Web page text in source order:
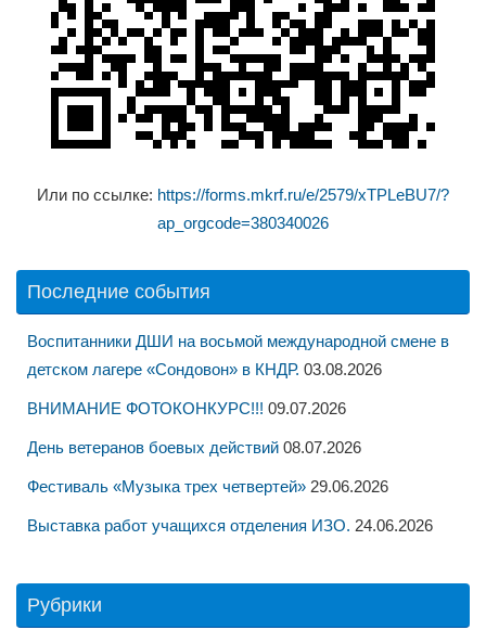
Или по ссылке: https://forms.mkrf.ru/e/2579/xTPLeBU7/?
ap_orgcode=380340026
Последние события
Воспитанники ДШИ на восьмой международной смене в
детском лагере «Сондовон» в КНДР. 03.08.2026
ВНИМАНИЕ ФОТОКОНКУРС!!! 09.07.2026
День ветеранов боевых действий 08.07.2026
Фестиваль «Музыка трех четвертей» 29.06.2026
Выставка работ учащихся отделения ИЗО. 24.06.2026
Рубрики